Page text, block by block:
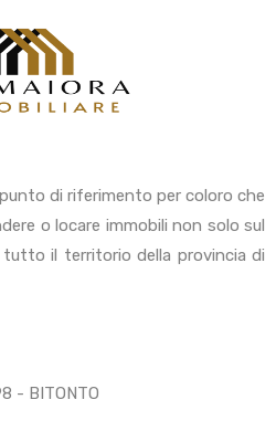
di riferimento per coloro che
o locare immobili non solo sul
il territorio della provincia di
- BITONTO